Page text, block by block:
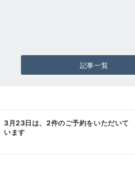
記事一覧
3月23日は、2件のご予約をいただいて
います